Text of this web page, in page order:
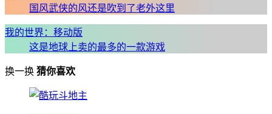
国风武侠的风还是吹到了老外这里
我的世界：移动版
这是地球上卖的最多的一款游戏
换一换 猜你喜欢